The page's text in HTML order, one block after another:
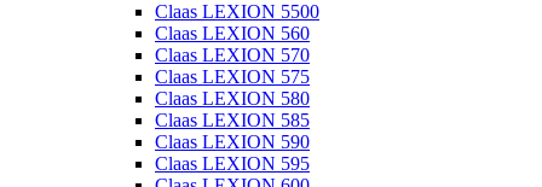
Claas LEXION 5500
Claas LEXION 560
Claas LEXION 570
Claas LEXION 575
Claas LEXION 580
Claas LEXION 585
Claas LEXION 590
Claas LEXION 595